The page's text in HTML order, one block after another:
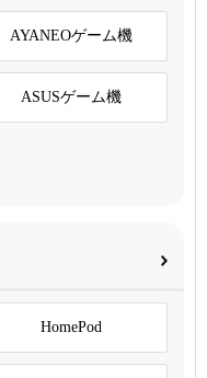
AYANEOゲーム機
ASUSゲーム機
HomePod